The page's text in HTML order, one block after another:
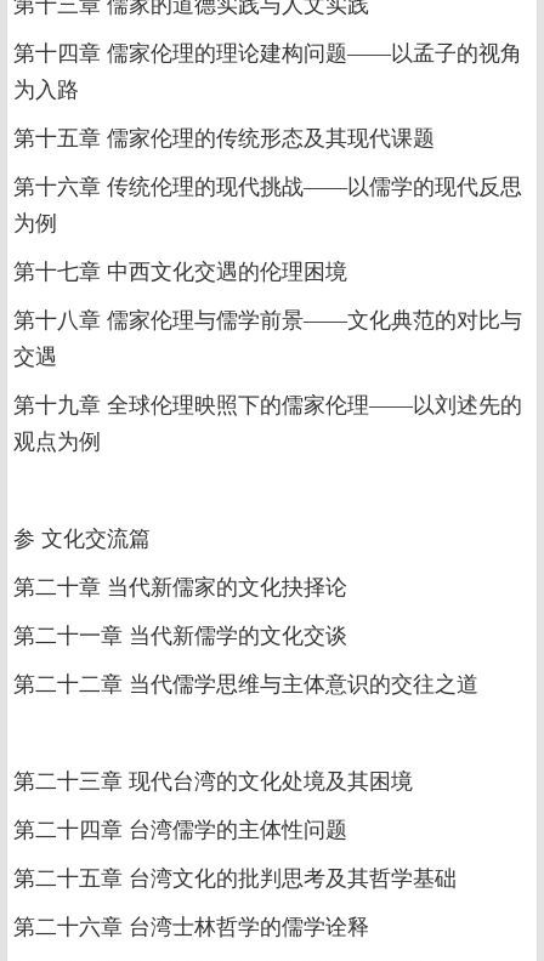
第十三章 儒家的道德实践与人文实践
第十四章 儒家伦理的理论建构问题——以孟子的视角
为入路
第十五章 儒家伦理的传统形态及其现代课题
第十六章 传统伦理的现代挑战——以儒学的现代反思
为例
第十七章 中西文化交遇的伦理困境
第十八章 儒家伦理与儒学前景——文化典范的对比与
交遇
第十九章 全球伦理映照下的儒家伦理——以刘述先的
观点为例
参 文化交流篇
第二十章 当代新儒家的文化抉择论
第二十一章 当代新儒学的文化交谈
第二十二章 当代儒学思维与主体意识的交往之道
第二十三章 现代台湾的文化处境及其困境
第二十四章 台湾儒学的主体性问题
第二十五章 台湾文化的批判思考及其哲学基础
第二十六章 台湾士林哲学的儒学诠释